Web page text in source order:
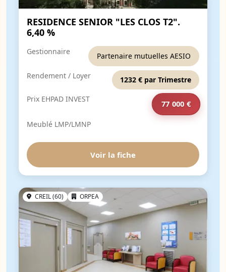
RESIDENCE SENIOR "LES CLOS T2".
6,40 %
Gestionnaire Partenaire mutuelles AESIO
Rendement / Loyer
1232 € par Trimestre
Prix EHPAD INVEST
77 000 €
Meublé LMP/LMNP
Voir la fiche
CREIL (60) ORPEA